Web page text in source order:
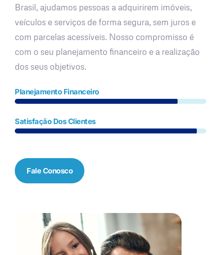
Brasil, ajudamos pessoas a adquirirem imóveis,
veículos e serviços de forma segura, sem juros e
com parcelas acessíveis. Nosso compromisso é
com o seu planejamento financeiro e a realização
dos seus objetivos.
Planejamento Financeiro
Satisfação Dos Clientes
Fale Conosco